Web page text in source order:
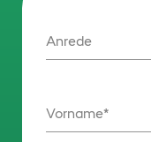
Anrede
Vorname